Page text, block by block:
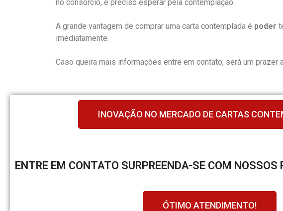
no consórcio, é preciso esperar pela contemplação.
A grande vantagem de comprar uma carta contemplada é poder
imediatamente.
Caso queira mais informações entre em contato, será um prazer
INOVAÇÃO NO MERCADO DE CARTAS
ENTRE EM CONTATO SURPREENDA-SE COM NOSSOS
ÓTIMO ATENDIMENTO!